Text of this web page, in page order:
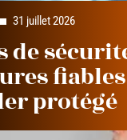
31 juillet 2026
de
protégé